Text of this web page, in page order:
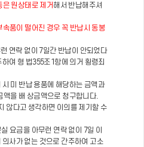
은 원상태로 제거 해서 반납해주셔
속품이 떨어진 경우 꼭 반납시 동봉
연락 없이 7일간 반납이 안되었다
여 형 법355조1항에 의거 횡령죄
미 반납 용품에 해당하는 금액과
액을 배 상금액으로 청구합니다.
않다고 생각하면 이의를 제기할 수
요금을 아무런 연락 없이 7일 이
사가 없는 것으로 간주하여 고소